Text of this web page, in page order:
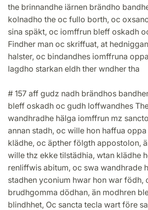
the brinnandhe iärnen brändho
kolnadho the oc fullo borth, oc
sina späkt, oc iomffrun bleff oskadh
Findher man oc skriffuat, at
halster, oc bindandhes iomffruna
lagdho starkan eldh ther wndher tha
# 157 aff gudz nadh brändhos
bleff oskadh oc gudh loffwandhes
wandhradhe hälga iomffrun mz
annan stadh, oc wille hon haffua
klädhe, oc äpther fölgth appostolon,
wille thz ekke tilstädhia, wtan klädhe
renliffwis abitum, oc swa wandhrade
stadhen yconium hwar hon war födh,
brudhgomma dödhan, än modhren
blindhhet, Oc sancta tecla wart före